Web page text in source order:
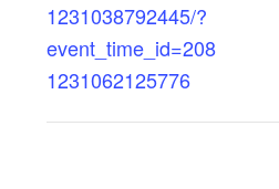
1231038792445/?
event_time_id=208
1231062125776